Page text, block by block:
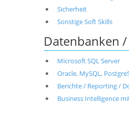
Sicherheit
Sonstige Soft Skills
Datenbanken
Microsoft SQL Server
Oracle, MySQL,
Berichte / Reporting /
Business Intelligence